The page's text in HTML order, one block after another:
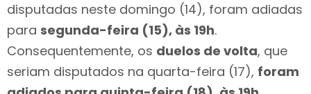
disputadas neste domingo (14), foram adiadas
para segunda-feira (15), às 19h.
Consequentemente, os duelos de volta, que
seriam disputados na quarta-feira (17), foram